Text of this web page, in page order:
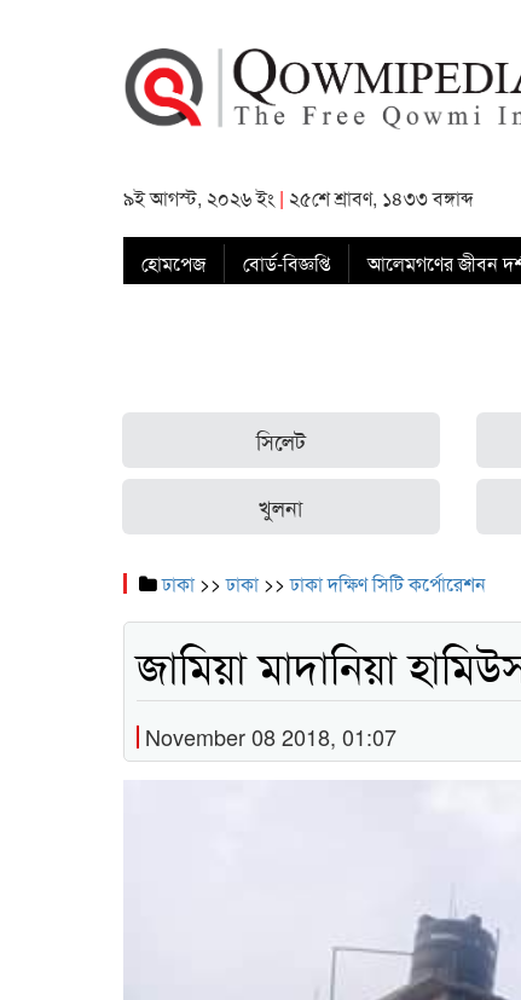
৯ই আগস্ট, ২০২৬ ইং | ২৫শে শ্রাবণ, ১৪৩৩ বঙ্গাব্দ
হোমপেজ বোর্ড-বিজ্ঞপ্তি আলেমগণের জীবন
সিলেট
খুলনা
ঢাকা>>ঢাকা>>ঢাকা দক্ষিণ সিটি কর্পোরেশন
জামিয়া মাদানিয়া
November 08 2018, 01:07